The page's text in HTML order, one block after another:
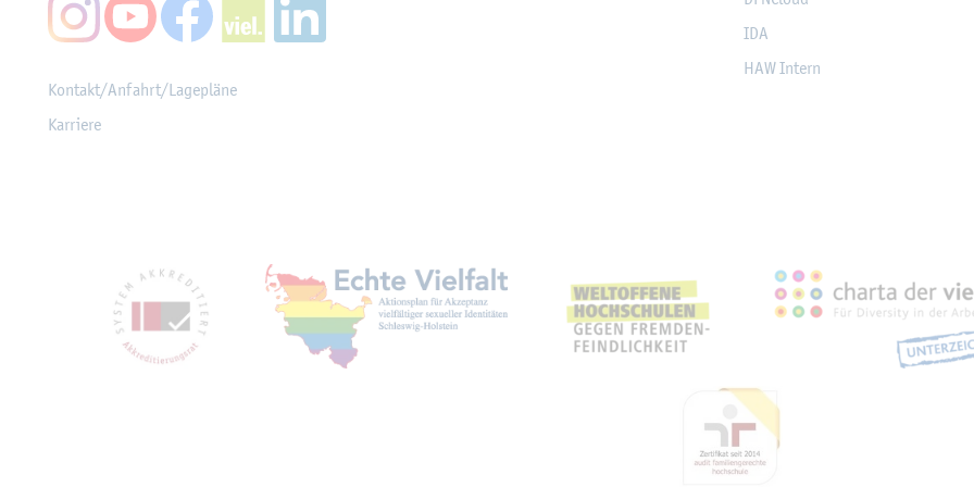
Kon­takt/An­fahrt/La­ge­plä­ne
Kar­rie­re
IDA
HAW In­tern
Mit­glied­schaf­ten, Aus­zeich­nun­gen,